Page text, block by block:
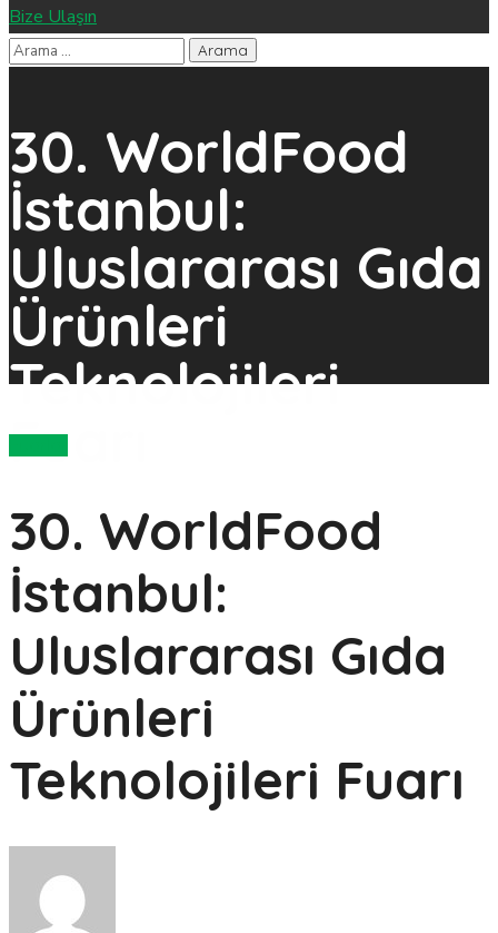
Bize Ulaşın
30. WorldFood
İstanbul:
Uluslararası Gıda
Ürünleri
Teknolojileri
Fuarı
30. WorldFood
İstanbul:
Uluslararası Gıda
Ürünleri
Teknolojileri Fuarı